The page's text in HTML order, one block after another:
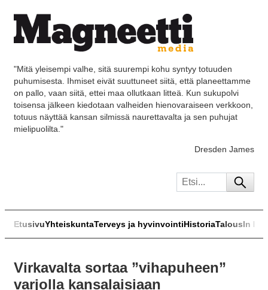
"Mitä yleisempi valhe, sitä suurempi kohu syntyy totuuden
puhumisesta. Ihmiset eivät suuttuneet siitä, että planeettamme
on pallo, vaan siitä, ettei maa ollutkaan litteä. Kun sukupolvi
toisensa jälkeen kiedotaan valheiden hienovaraiseen verkkoon,
totuus näyttää kansan silmissä naurettavalta ja sen puhujat
mielipuolilta."
Dresden James
EtusivuYhteiskuntaTerveys ja hyvinvointiHistoriaTalousIn
Virkavalta sortaa ”vihapuheen”
varjolla kansalaisiaan